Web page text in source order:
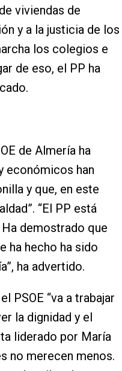
viviendas de
y a la justicia de los
los colegios e
de eso, el PP ha
de Almería ha
económicos han
y que, en este
“El PP está
demostrado que
ha hecho ha sido
ha advertido.
PSOE “va a trabajar
la dignidad y el
liderado por María
no merecen menos.